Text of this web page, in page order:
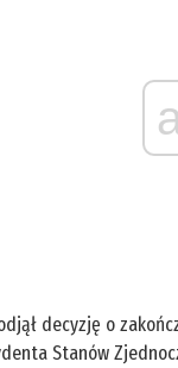
decyzję o
Stanów